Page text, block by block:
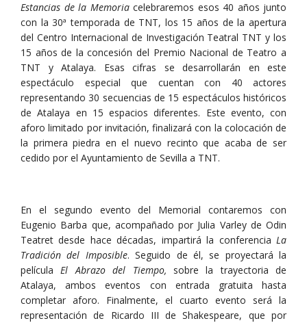
Estancias de la Memoriacelebraremos esos 40 años junto
con la 30ª temporada de TNT, los 15 años de la apertura
del Centro Internacional de Investigación Teatral TNT y los
15 años de la concesión del Premio Nacional de Teatro a
TNT y Atalaya. Esas cifras se desarrollarán en este
espectáculo especial que cuentan con 40 actores
representando 30 secuencias de 15 espectáculos históricos
de Atalaya en 15 espacios diferentes. Este evento, con
aforo limitado por invitación, finalizará con la colocación de
la primera piedra en el nuevo recinto que acaba de ser
cedido por el Ayuntamiento de Sevilla a TNT.
En el segundo evento del Memorial contaremos con
Eugenio Barba que, acompañado por Julia Varley de Odin
Teatret desde hace décadas, impartirá la conferencia La
Tradición del Imposible. Seguido de él, se proyectará la
películaEl Abrazo del Tiempo, sobre la trayectoria de
Atalaya, ambos eventos con entrada gratuita hasta
completar aforo. Finalmente, el cuarto evento será la
representación de Ricardo III de Shakespeare, que por